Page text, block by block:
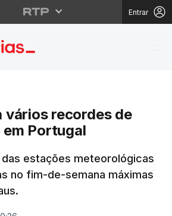
Entrar
vários
vários recordes de
Portugal
estações meteorológicas
no fim-de-semana máximas